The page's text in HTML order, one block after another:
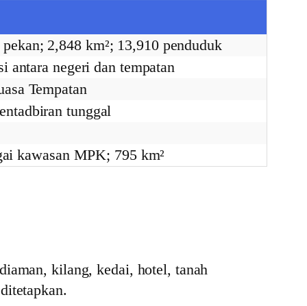
2,848 km²; 13,910 penduduk
antara negeri dan tempatan
Tempatan
tunggal
kawasan MPK; 795 km²
kilang, kedai, hotel, tanah